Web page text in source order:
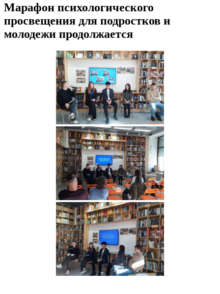
Марафон психологического
просвещения для подростков и
молодежи продолжается